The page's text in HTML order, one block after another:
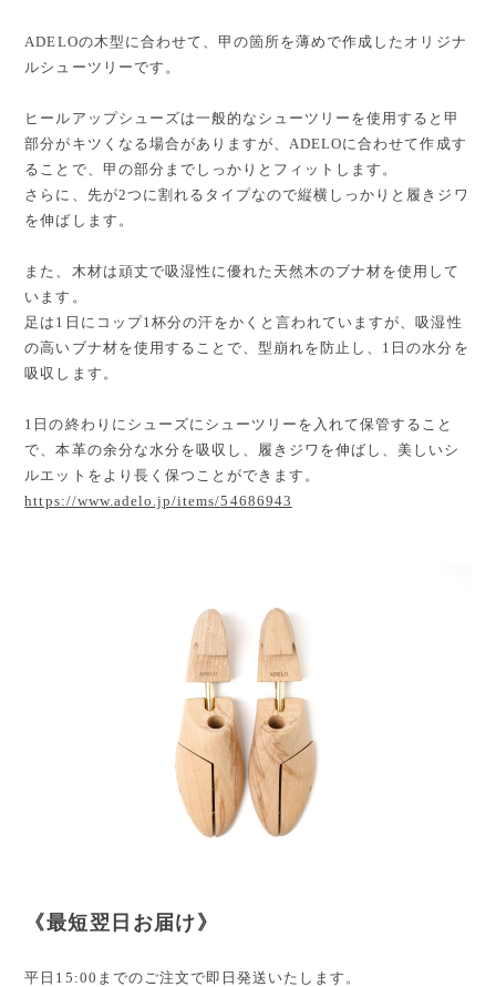
ADELOの木型に合わせて、甲の箇所を薄めで作成したオリジナ
ルシューツリーです。
ヒールアップシューズは一般的なシューツリーを使用すると甲
部分がキツくなる場合がありますが、ADELOに合わせて作成す
ることで、甲の部分までしっかりとフィットします。
さらに、先が2つに割れるタイプなので縦横しっかりと履きジワ
を伸ばします。
また、木材は頑丈で吸湿性に優れた天然木のブナ材を使用して
います。
足は1日にコップ1杯分の汗をかくと言われていますが、吸湿性
の高いブナ材を使用することで、型崩れを防止し、1日の水分を
吸収します。
1日の終わりにシューズにシューツリーを入れて保管すること
で、本革の余分な水分を吸収し、履きジワを伸ばし、美しいシ
ルエットをより長く保つことができます。
https://www.adelo.jp/items/54686943
《最短翌日お届け》
平日15:00までのご注文で即日発送いたします。